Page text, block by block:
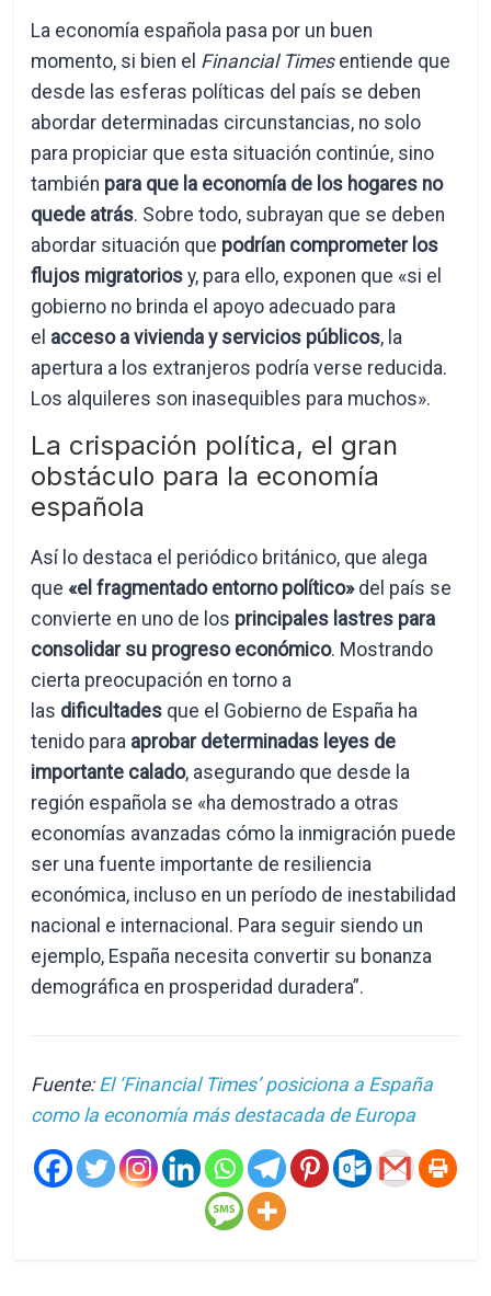
La economía española pasa por un buen
momento, si bien el Financial Timesentiende que
desde las esferas políticas del país se deben
abordar determinadas circunstancias, no solo
para propiciar que esta situación continúe, sino
también para que la economía de los hogares no
quede atrás. Sobre todo, subrayan que se deben
abordar situación que podrían comprometer los
flujos migratoriosy, para ello, exponen que «si el
gobierno no brinda el apoyo adecuado para
el acceso a vivienda y servicios públicos, la
apertura a los extranjeros podría verse reducida.
Los alquileres son inasequibles para muchos».
La crispación política, el gran
obstáculo para la economía
española
Así lo destaca el periódico británico, que alega
que«el fragmentado entorno político»del país se
convierte en uno de los principales lastres para
consolidar su progreso económico. Mostrando
cierta preocupación en torno a
las dificultades que el Gobierno de España ha
tenido para aprobar determinadas leyes de
importante calado, asegurando que desde la
región española se «ha demostrado a otras
economías avanzadas cómo la inmigración puede
ser una fuente importante de resiliencia
económica, incluso en un período de inestabilidad
nacional e internacional. Para seguir siendo un
ejemplo, España necesita convertir su bonanza
demográfica en prosperidad duradera”.
Fuente:El ‘Financial Times’ posiciona a España
como la economía más destacada de Europa